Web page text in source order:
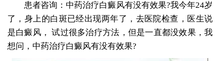
患者咨询：中药治疗白癜风有没有效果?我今年24岁
了，身上的白斑已经出现两年了，去医院检查，医生说
是白癜风， 试过很多治疗方法，但是一直都没效果，我
想问，中药治疗白癜风有没有效果?